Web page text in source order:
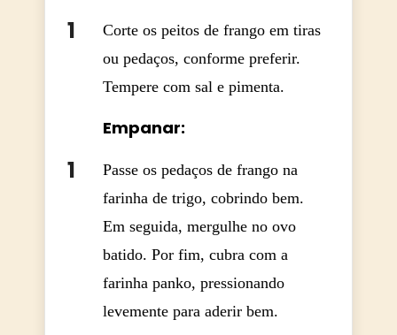
Corte os peitos de frango em tiras
ou pedaços, conforme preferir.
Tempere com sal e pimenta.
Empanar:
Passe os pedaços de frango na
farinha de trigo, cobrindo bem.
Em seguida, mergulhe no ovo
batido. Por fim, cubra com a
farinha panko, pressionando
levemente para aderir bem.